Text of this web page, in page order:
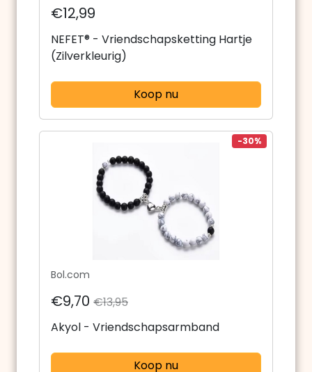
€12,99
NEFET® - Vriendschapsketting Hartje
(Zilverkleurig)
Koop nu
-30%
Bol.com
€9,70 €13,95
Akyol - Vriendschapsarmband
Koop nu